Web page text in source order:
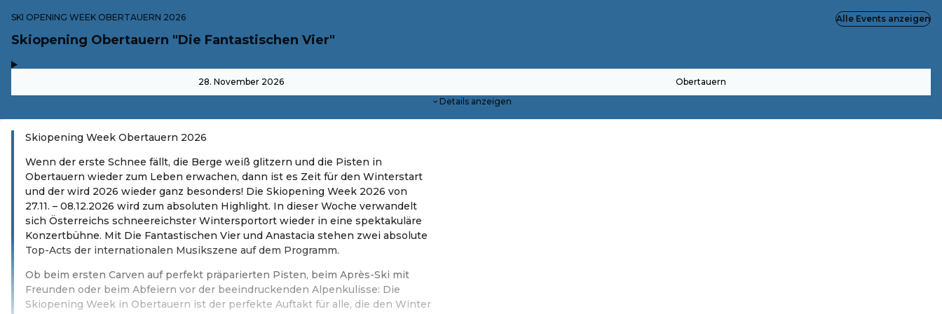
SKI OPENING WEEK OBERTAUERN 2026
Skiopening Obertauern "Die Fantastischen Vier"
28. November 2026 Obertauern
Details anzeigen
Alle Events anzeigen
Skiopening Week Obertauern 2026
Wenn der erste Schnee fällt, die Berge weiß glitzern und die Pisten in
Obertauern wieder zum Leben erwachen, dann ist es Zeit für den Winterstart
und der wird 2026 wieder ganz besonders! Die Skiopening Week 2026 von
27.11. – 08.12.2026 wird zum absoluten Highlight. In dieser Woche verwandelt
sich Österreichs schneereichster Wintersportort wieder in eine spektakuläre
Konzertbühne. Mit Die Fantastischen Vier und Anastacia stehen zwei absolute
Top-Acts der internationalen Musikszene auf dem Programm.
Ob beim ersten Carven auf perfekt präparierten Pisten, beim Après-Ski mit
Freunden oder beim Abfeiern vor der beeindruckenden Alpenkulisse: Die
Skiopening Week in Obertauern ist der perfekte Auftakt für alle, die den Winter